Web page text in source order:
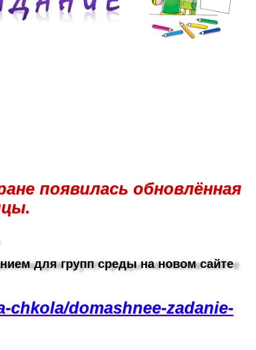
появилась обновлённая
для групп среды на новом сайте
chkola/domashnee-zadanie-